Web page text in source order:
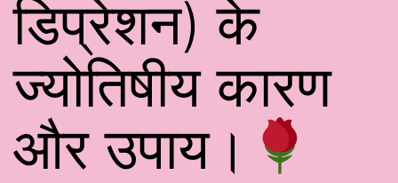
डिप्रेशन) के
ज्योतिषीय कारण
और उपाय।